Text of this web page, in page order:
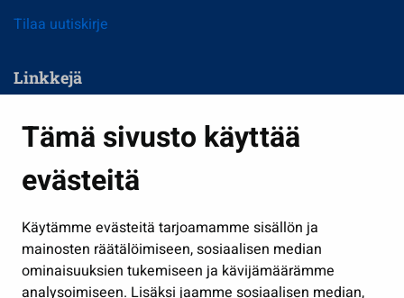
Tämä sivusto käyttää
evästeitä
Käytämme evästeitä tarjoamamme sisällön ja
mainosten räätälöimiseen, sosiaalisen median
ominaisuuksien tukemiseen ja kävijämäärämme
analysoimiseen. Lisäksi jaamme sosiaalisen median,
Tilaa uutiskirje
Linkkejä
Kasvatus ja opetus
Kulttuuri ja liikunta
Työ ja yrittäminen
Osallistu ja asioi